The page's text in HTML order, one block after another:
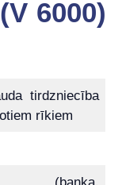
6000)
tirdzniecība
rīkiem